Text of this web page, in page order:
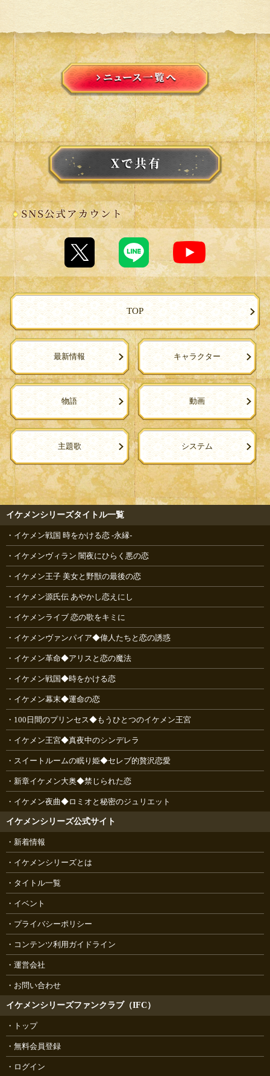
TOP
最新情報 キャラクター
物語 動画
主題歌 システム
イケメンシリーズタイトル一覧
イケメン戦国 時をかける恋 -永縁-
イケメンヴィラン 闇夜にひらく悪の恋
イケメン王子 美女と野獣の最後の恋
イケメン源氏伝 あやかし恋えにし
イケメンライブ 恋の歌をキミに
イケメンヴァンパイア◆偉人たちと恋の誘惑
イケメン革命◆アリスと恋の魔法
イケメン戦国◆時をかける恋
イケメン幕末◆運命の恋
100日間のプリンセス◆もうひとつのイケメン王宮
イケメン王宮◆真夜中のシンデレラ
スイートルームの眠り姫◆セレブ的贅沢恋愛
新章イケメン大奥◆禁じられた恋
イケメン夜曲◆ロミオと秘密のジュリエット
イケメンシリーズ公式サイト
新着情報
イケメンシリーズとは
タイトル一覧
イベント
プライバシーポリシー
コンテンツ利用ガイドライン
運営会社
お問い合わせ
イケメンシリーズファンクラブ（IFC）
トップ
無料会員登録
ログイン